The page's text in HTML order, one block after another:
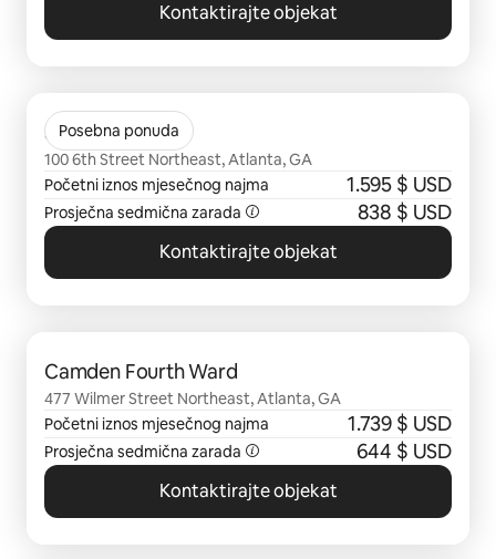
Kontaktirajte objekat
Posebna ponuda
Skyhouse South
100 6th Street Northeast, Atlanta, GA
Početni iznos mjesečnog najma
1.595 $ USD
Prosječna sedmična zarada 838 $ USD
Kontaktirajte objekat
Camden Fourth Ward
477 Wilmer Street Northeast, Atlanta, GA
Početni iznos mjesečnog najma
1.739 $ USD
Prosječna sedmična zarada 644 $ USD
Kontaktirajte objekat